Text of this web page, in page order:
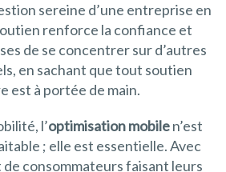
sereine d’une entreprise en
renforce la confiance et
de se concentrer sur d’autres
en sachant que tout soutien
est à portée de main.
l’optimisation mobilen’est
; elle est essentielle. Avec
consommateurs faisant leurs